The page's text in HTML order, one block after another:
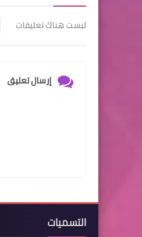
ليست هناك تعليقات
إرسال تعليق
التسميات